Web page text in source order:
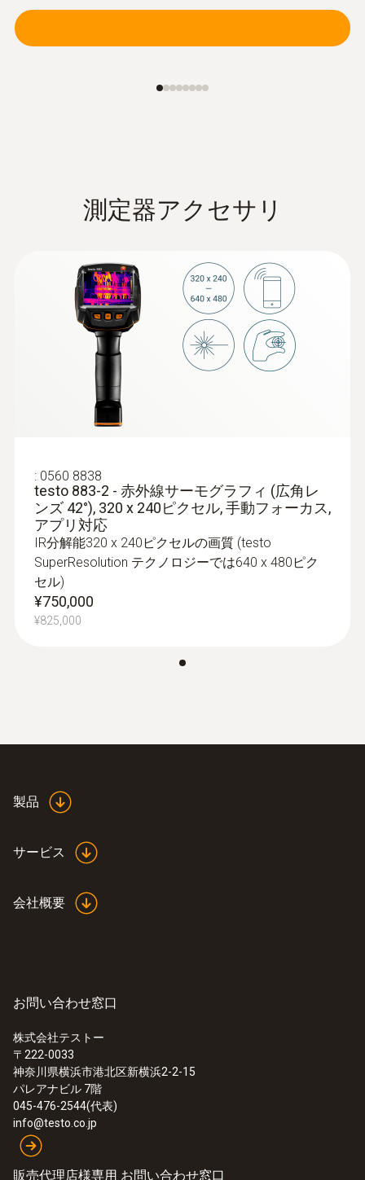
インターフェイス
BluetoothもしくはWLAN接続。または、
testo Thermography Appによる接続
Bluetooth®
スマートプローブ testo 605i ／クランプメー
ター testo 770-3 接続時 (オプション)**
* 各国での無線認証の概要は、それぞれの製品
ページ（www.testo.com）のダウンロードセク
ションを参照ください。<br />** アメリカ、中
国を除く <br />音声アノテーション: 各国での
（www.testo.com）のダウンロードセクション
を参照ください。
サーモグラフィ 画像保存
画像保存形式
.bmtまたは.; .jpg形式; ソフトウェア上で次の
電源
バッテリの種類
カメラまたは卓上充電器 (オプション)
ACアダプタ装着稼働
可能
稼働時間
≥ 5 時間
測定器アクセサリ
: 0560 8838
testo 883-2 - 赤外線サーモグラフィ (広角レ
ンズ 42°), 320 x 240ピクセル, 手動フォーカス,
アプリ対応
IR分解能320 x 240ピクセルの画質 (testo
SuperResolution テクノロジーでは640 x 480ピク
セル)
¥750,000
¥825,000
製品
サービス
会社概要
お問い合わせ窓口
株式会社テストー
〒222-0033
神奈川県横浜市港北区新横浜2-2-15
パレアナビル 7階
045-476-2544(代表)
info@testo.co.jp
販売代理店様専用 お問い合わせ窓口